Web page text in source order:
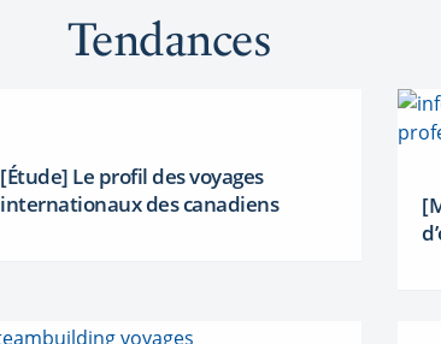
Tendances
[Étude] Le profil des voyages
internationaux des canadiens